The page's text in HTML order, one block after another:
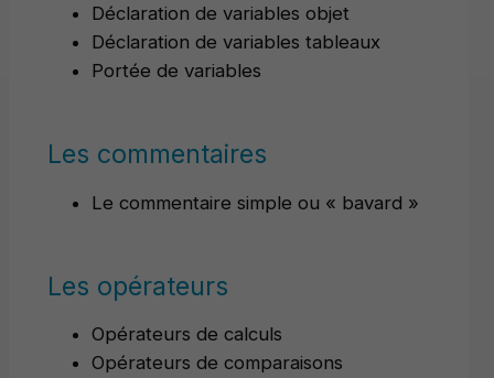
Déclaration de variables objet
Déclaration de variables tableaux
Portée de variables
Les commentaires
Le commentaire simple ou « bavard »
Les opérateurs
Opérateurs de calculs
Opérateurs de comparaisons